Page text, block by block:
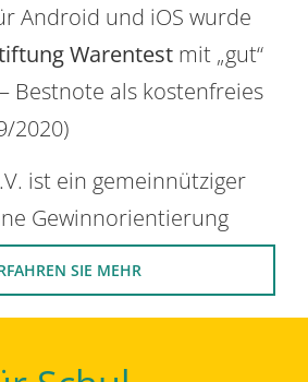
Android und iOS wurde
Warentest mit „gut“
Bestnote als kostenfreies
2020)
ist ein gemeinnütziger
Gewinnorientierung
SIE MEHR